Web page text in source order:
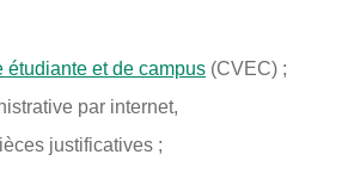
étudiante et de campus (CVEC) ;
par internet,
justificatives ;